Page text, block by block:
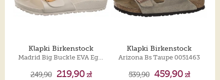
Klapki Birkenstock
Madrid Big Buckle EVA Eggshell 1029633
249,90 219,90zł
Klapki Birkenstock
Arizona Bs Taupe 0051463
539,90 459,90zł